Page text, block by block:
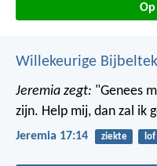
Willekeurige
Jeremia zegt: "Genees
zijn. Help mij, dan zal ik
Jeremia 17:14 ziekte lof